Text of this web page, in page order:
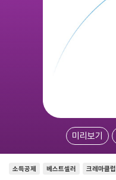
미리보기
소득공제 베스트셀러 크레마클럽